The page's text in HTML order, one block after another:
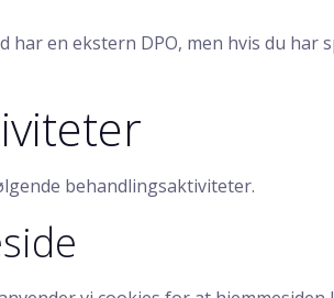
har en ekstern DPO, men hvis du
behandlingsaktiviteter.